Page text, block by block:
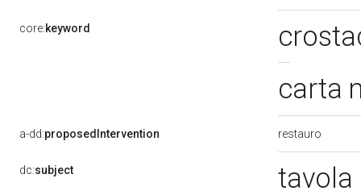
core:keyword
carta
a-dd:proposedIntervention restauro
dc:subject